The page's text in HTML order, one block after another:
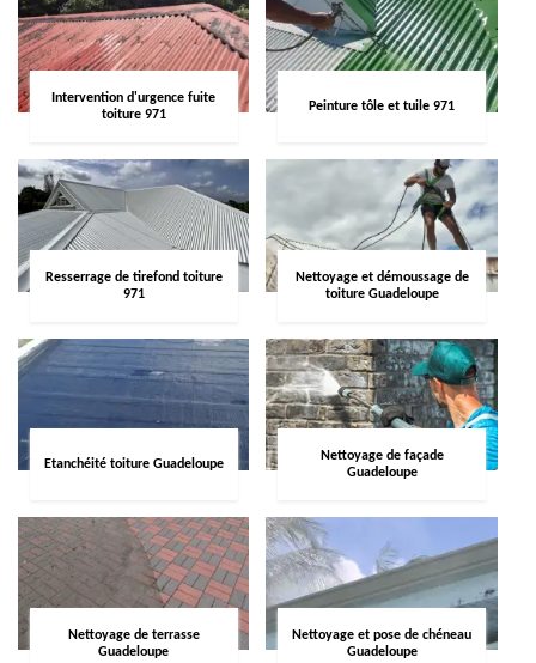
Intervention d'urgence fuite
toiture 971
Peinture tôle et tuile 971
Resserrage de tirefond toiture
971
Nettoyage et démoussage de
toiture Guadeloupe
Etanchéité toiture Guadeloupe
Nettoyage de façade
Guadeloupe
Nettoyage de terrasse
Guadeloupe
Nettoyage et pose de chéneau
Guadeloupe